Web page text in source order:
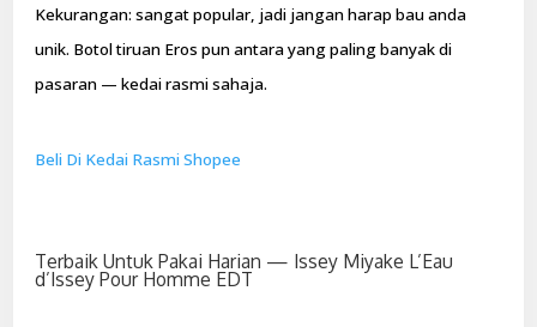
Kekurangan: sangat popular, jadi jangan harap bau anda
unik. Botol tiruan Eros pun antara yang paling banyak di
pasaran — kedai rasmi sahaja.
Beli Di Kedai Rasmi Shopee
Terbaik Untuk Pakai Harian — Issey Miyake L’Eau
d’Issey Pour Homme EDT